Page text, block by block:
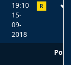
19:10
15-
09-
2018
R